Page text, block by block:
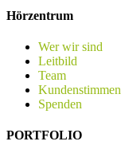
Hörzentrum
Wer wir sind
Leitbild
Team
Kundenstimmen
Spenden
PORTFOLIO